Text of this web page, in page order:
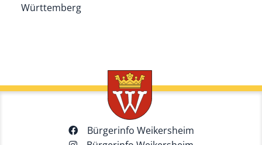
Württemberg
Bürgerinfo Weikersheim